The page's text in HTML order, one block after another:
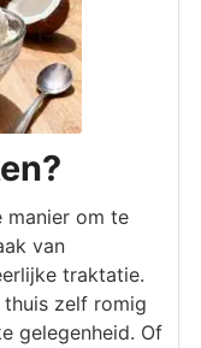
manier om te
van
traktatie.
zelf romig
gelegenheid. Of